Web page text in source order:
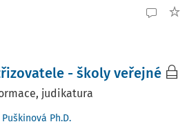
- školy veřejné
judikatura
Ph.D.